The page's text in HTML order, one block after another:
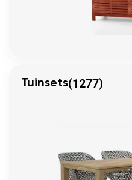
Tuinsets(1277)